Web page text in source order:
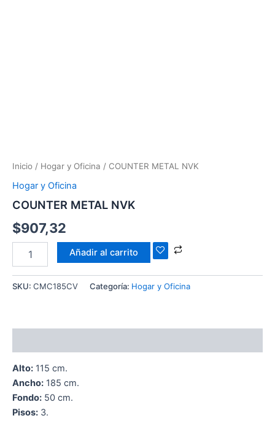
Inicio / Hogar y Oficina / COUNTER METAL NVK
Hogar y Oficina
COUNTER METAL NVK
$907,32
Añadir al carrito
SKU: CMC185CV Categoría: Hogar y Oficina
Alto: 115 cm.
Ancho: 185 cm.
Fondo: 50 cm.
Pisos: 3.